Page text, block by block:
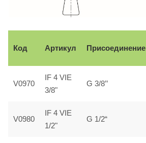
Код Артикул Присоединение
V0970
IF 4 VIE
3/8"
G 3/8’’
V0980
IF 4 VIE
1/2"
G 1/2“